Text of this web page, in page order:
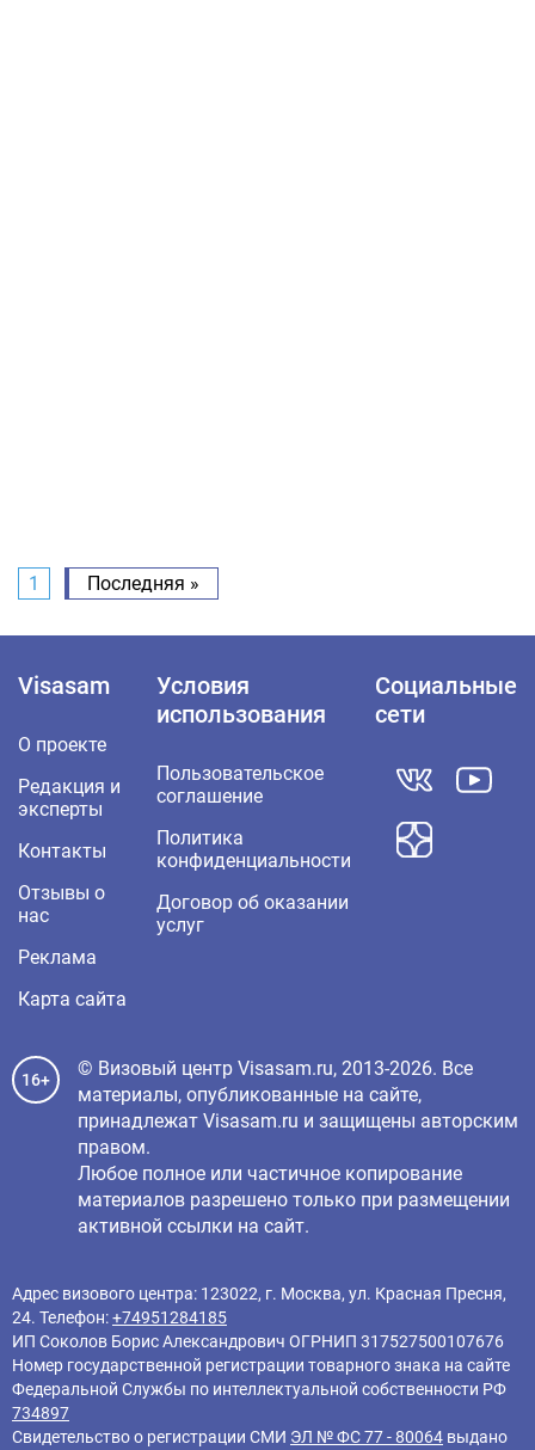
1 Последняя »
Visasam
О проекте
Редакция и
эксперты
Контакты
Отзывы о
нас
Реклама
Карта сайта
Условия
использования
Пользовательское
соглашение
Политика
конфиденциальности
Договор об оказании
услуг
Социальные
сети
16+
© Визовый центр Visasam.ru, 2013-2026. Все
материалы, опубликованные на сайте,
принадлежат Visasam.ru и защищены авторским
правом.
Любое полное или частичное копирование
материалов разрешено только при размещении
активной ссылки на сайт.
Адрес визового центра: 123022, г. Москва, ул. Красная Пресня,
24. Телефон:+74951284185
ИП Соколов Борис Александрович ОГРНИП 317527500107676
Номер государственной регистрации товарного знака на сайте
Федеральной Службы по интеллектуальной собственности РФ
734897
Свидетельство о регистрации СМИ ЭЛ № ФС 77 - 80064 выдано